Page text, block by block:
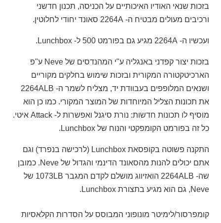
בזכות שנאי האודיו האיכותיים על הכניסה, תכנון חדשני
ורכיבים מעולים מבטיח ה- 2264A סאונד יחודי לחלוטין.
ועכשיו ה- 2264A מגיע גם בפורמט 500 ל- Lunchbox.
בזכות יצור קפדני באנגליה ע"י המהנדסים של Neve ע"פ
הארכיטקטורה המקורית ובזכות שימוש בחלקים מקוריים
ושנאים המלופפים בעבוודת יד, מצליח לשמר ה- 2264ALB
את תכונות הצליל המיוחדות של המוצר המקורי. כמו כן הוא
מוסיף לו תכונות חדשות: נורת סיגנל ואפשרות ל- Attack איטי.
כל זה בפורמט הקומפקטי והנוח של Lunchbox.
התקנה פשוטה בקופסאת Lunchbox (לרכישה בנפרד) וגם
אתם יכולים להנות מהסאונד הדינמי והגדול של Neve. כמובן
שה- 2264ALB הואזיווג מושלם לקדם המגבר 1073LB של
Neve, גם הוא מגיע בתצורת Lunchbox.
קומפרסור/לימיטר מונופוני המבוסס על הסדרות הקלאסיות